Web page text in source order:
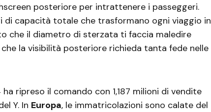
posteriore per intrattenere i passeggeri.
di capacità totale che trasformano ogni viaggio in
che il diametro di sterzata ti faccia maledire
la visibilità posteriore richieda tanta fede nelle
ha ripreso il comando con 1,187 milioni di vendite
Y. In Europa, le immatricolazioni sono calate del